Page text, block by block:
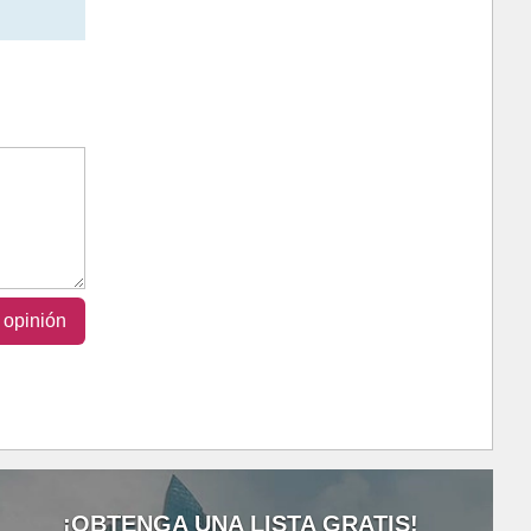
opinión
¡OBTENGA UNA LISTA GRATIS!